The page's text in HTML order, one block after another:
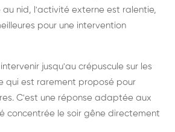
au nid, l'activité externe est ralentie,
pour une intervention
jusqu'au crépuscule sur les
qui est rarement proposé pour
C'est une réponse adaptée aux
concentrée le soir gêne directement